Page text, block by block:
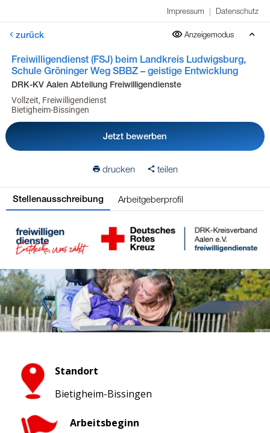
Impressum | Datenschutz
zurück Anzeigemodus
Freiwilligendienst (FSJ) beim Landkreis Ludwigsburg,
Schule Gröninger Weg SBBZ – geistige Entwicklung
DRK-KV Aalen Abteilung Freiwilligendienste
Vollzeit, Freiwilligendienst
Bietigheim-Bissingen
Jetzt bewerben
drucken teilen
Stellenausschreibung Arbeitgeberprofil